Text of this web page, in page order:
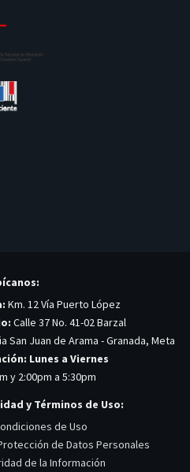
Km. 12 Vía Puerto López
Calle 37 No. 41-02 Barzal
San Juan de Arama - Granada, Meta
Lunes a Viernes
y 2:00pm a 5:30pm
y Términos de Uso:
de Uso
de Datos Personales
de la Información